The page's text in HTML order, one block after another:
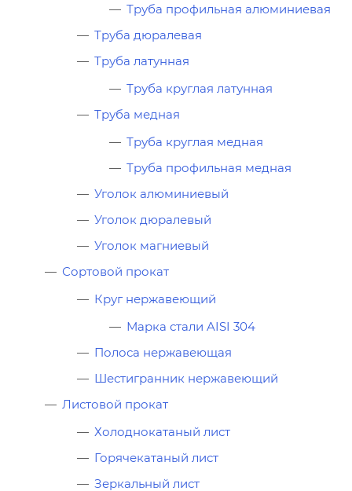
Труба профильная алюминиевая
Труба дюралевая
Труба латунная
Труба круглая латунная
Труба медная
Труба круглая медная
Труба профильная медная
Уголок алюминиевый
Уголок дюралевый
Уголок магниевый
Сортовой прокат
Круг нержавеющий
Марка стали AISI 304
Полоса нержавеющая
Шестигранник нержавеющий
Листовой прокат
Холоднокатаный лист
Горячекатаный лист
Зеркальный лист